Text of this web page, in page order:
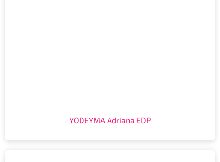
YODEYMA Adriana EDP